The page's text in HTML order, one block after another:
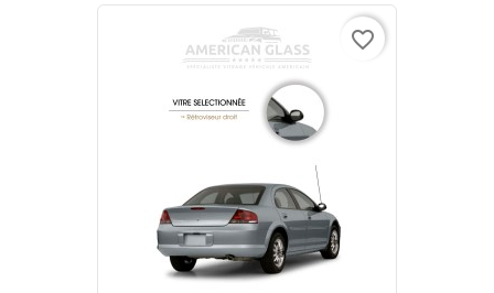
favorite_border